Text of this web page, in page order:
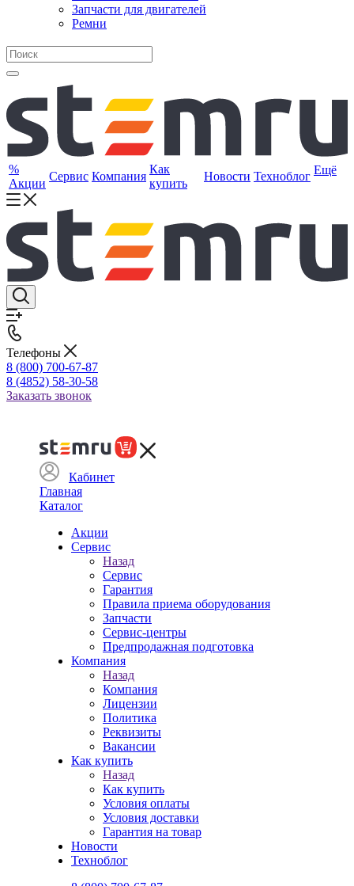
Запчасти для двигателей
Ремни
%
Акции
Сервис Компания
Как
купить
Новости Техноблог Ещё
Телефоны
8 (800) 700-67-87
8 (4852) 58-30-58
Заказать звонок
Кабинет
Главная
Каталог
Акции
Сервис
Назад
Сервис
Гарантия
Правила приема оборудования
Запчасти
Сервис-центры
Предпродажная подготовка
Компания
Назад
Компания
Лицензии
Политика
Реквизиты
Вакансии
Как купить
Назад
Как купить
Условия оплаты
Условия доставки
Гарантия на товар
Новости
Техноблог